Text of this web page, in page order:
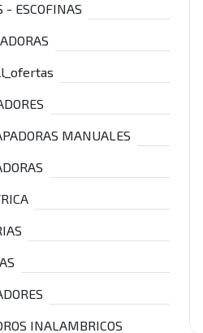
- ESCOFINAS
MANUALES
INALAMBRICOS